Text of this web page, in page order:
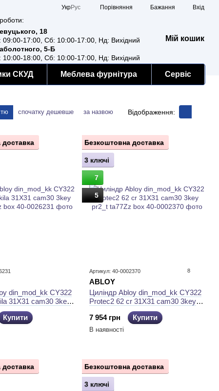
УкрРус Порівняння Бажання Вхід
18
09:00-17:00, Сб: 10:00-17:00, Нд: Вихідний
5-Б
10:00-18:00, Сб: 10:00-17:00, Нд: Вихідний
Мій кошик
СКУД Меблева фурнітура Сервіс
спочатку дешевше за назвою Відображення:
din_mod_kk CY322
31X31 cam30 3key
box
Купити
Безкоштовна доставка
3 ключі
7
5
Артикул: 40-0002370 8
ABLOY
Циліндр Abloy din_mod_kk CY322
Protec2 62 cr 31X31 cam30 3key
pr2_t ta77Zz box
7 954 грн
Купити
В наявності
Безкоштовна доставка
3 ключі